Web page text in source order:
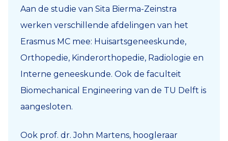
Aan de studie van Sita Bierma-Zeinstra
werken verschillende afdelingen van het
Erasmus MC mee: Huisartsgeneeskunde,
Orthopedie, Kinderorthopedie, Radiologie en
Interne geneeskunde. Ook de faculteit
Biomechanical Engineering van de TU Delft is
aangesloten.
Ook prof. dr. John Martens, hoogleraar